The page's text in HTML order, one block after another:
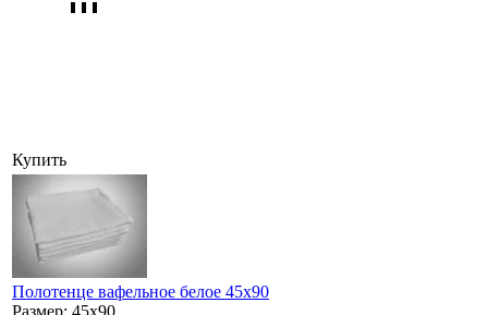
Купить
Полотенце вафельное белое 45х90